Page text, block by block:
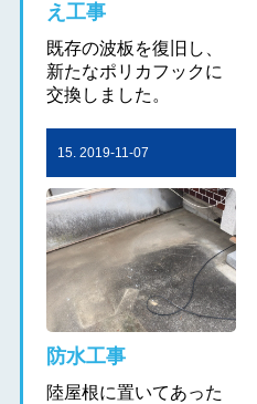
え工事
既存の波板を復旧し、
新たなポリカフックに
交換しました。
15. 2019-11-07
防水工事
陸屋根に置いてあった